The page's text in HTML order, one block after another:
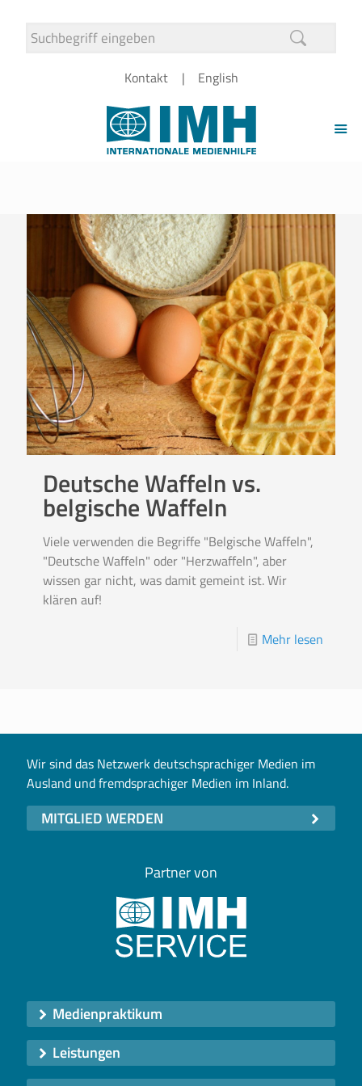
Kontakt English
Deutsche Waffeln vs.
belgische Waffeln
Viele verwenden die Begriffe "Belgische Waffeln",
"Deutsche Waffeln" oder "Herzwaffeln", aber
wissen gar nicht, was damit gemeint ist. Wir
klären auf!
Mehr lesen
Wir sind das Netzwerk deutschsprachiger Medien im
Ausland und fremdsprachiger Medien im Inland.
MITGLIED WERDEN
Partner von
Medienpraktikum
Leistungen